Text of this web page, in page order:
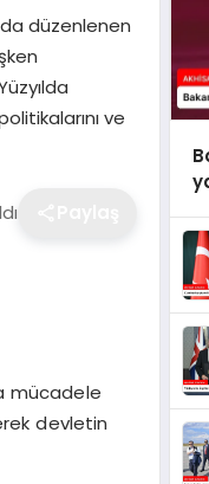
düzenlenen
ve
mücadele
devletin